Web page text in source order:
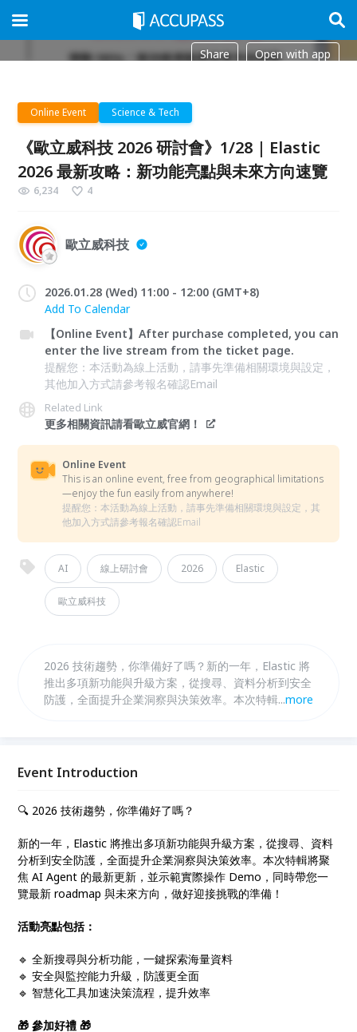
Share Open with app
Online Event Science & Tech
《歐立威科技 2026 研討會》1/28 | Elastic
2026 最新攻略：新功能亮點與未來方向速覽
6,234 4
歐立威科技
2026.01.28 (Wed) 11:00 - 12:00 (GMT+8)
Add To Calendar
【Online Event】After purchase completed, you can
enter the live stream from the ticket page.
提醒您：本活動為線上活動，請事先準備相關環境與設定，
其他加入方式請參考報名確認Email
Related Link
更多相關資訊請看歐立威官網！
Online Event
This is an online event, free from geographical limitations
—enjoy the fun easily from anywhere!
提醒您：本活動為線上活動，請事先準備相關環境與設定，其
他加入方式請參考報名確認Email
AI 線上研討會 2026 Elastic
歐立威科技
2026 技術趨勢，你準備好了嗎？新的一年，Elastic 將
推出多項新功能與升級方案，從搜尋、資料分析到安全
防護，全面提升企業洞察與決策效率。本次特輯將聚焦
加速審核**
...more
Event Introduction
🔍 2026 技術趨勢，你準備好了嗎？
新的一年，Elastic 將推出多項新功能與升級方案，從搜尋、資料
分析到安全防護，全面提升企業洞察與決策效率。本次特輯將聚
焦 AI Agent 的最新更新，並示範實際操作 Demo，同時帶您一
覽最新 roadmap 與未來方向，做好迎接挑戰的準備！
活動亮點包括：
🔹 全新搜尋與分析功能，一鍵探索海量資料
🔹 安全與監控能力升級，防護更全面
🔹 智慧化工具加速決策流程，提升效率
🎁 參加好禮 🎁